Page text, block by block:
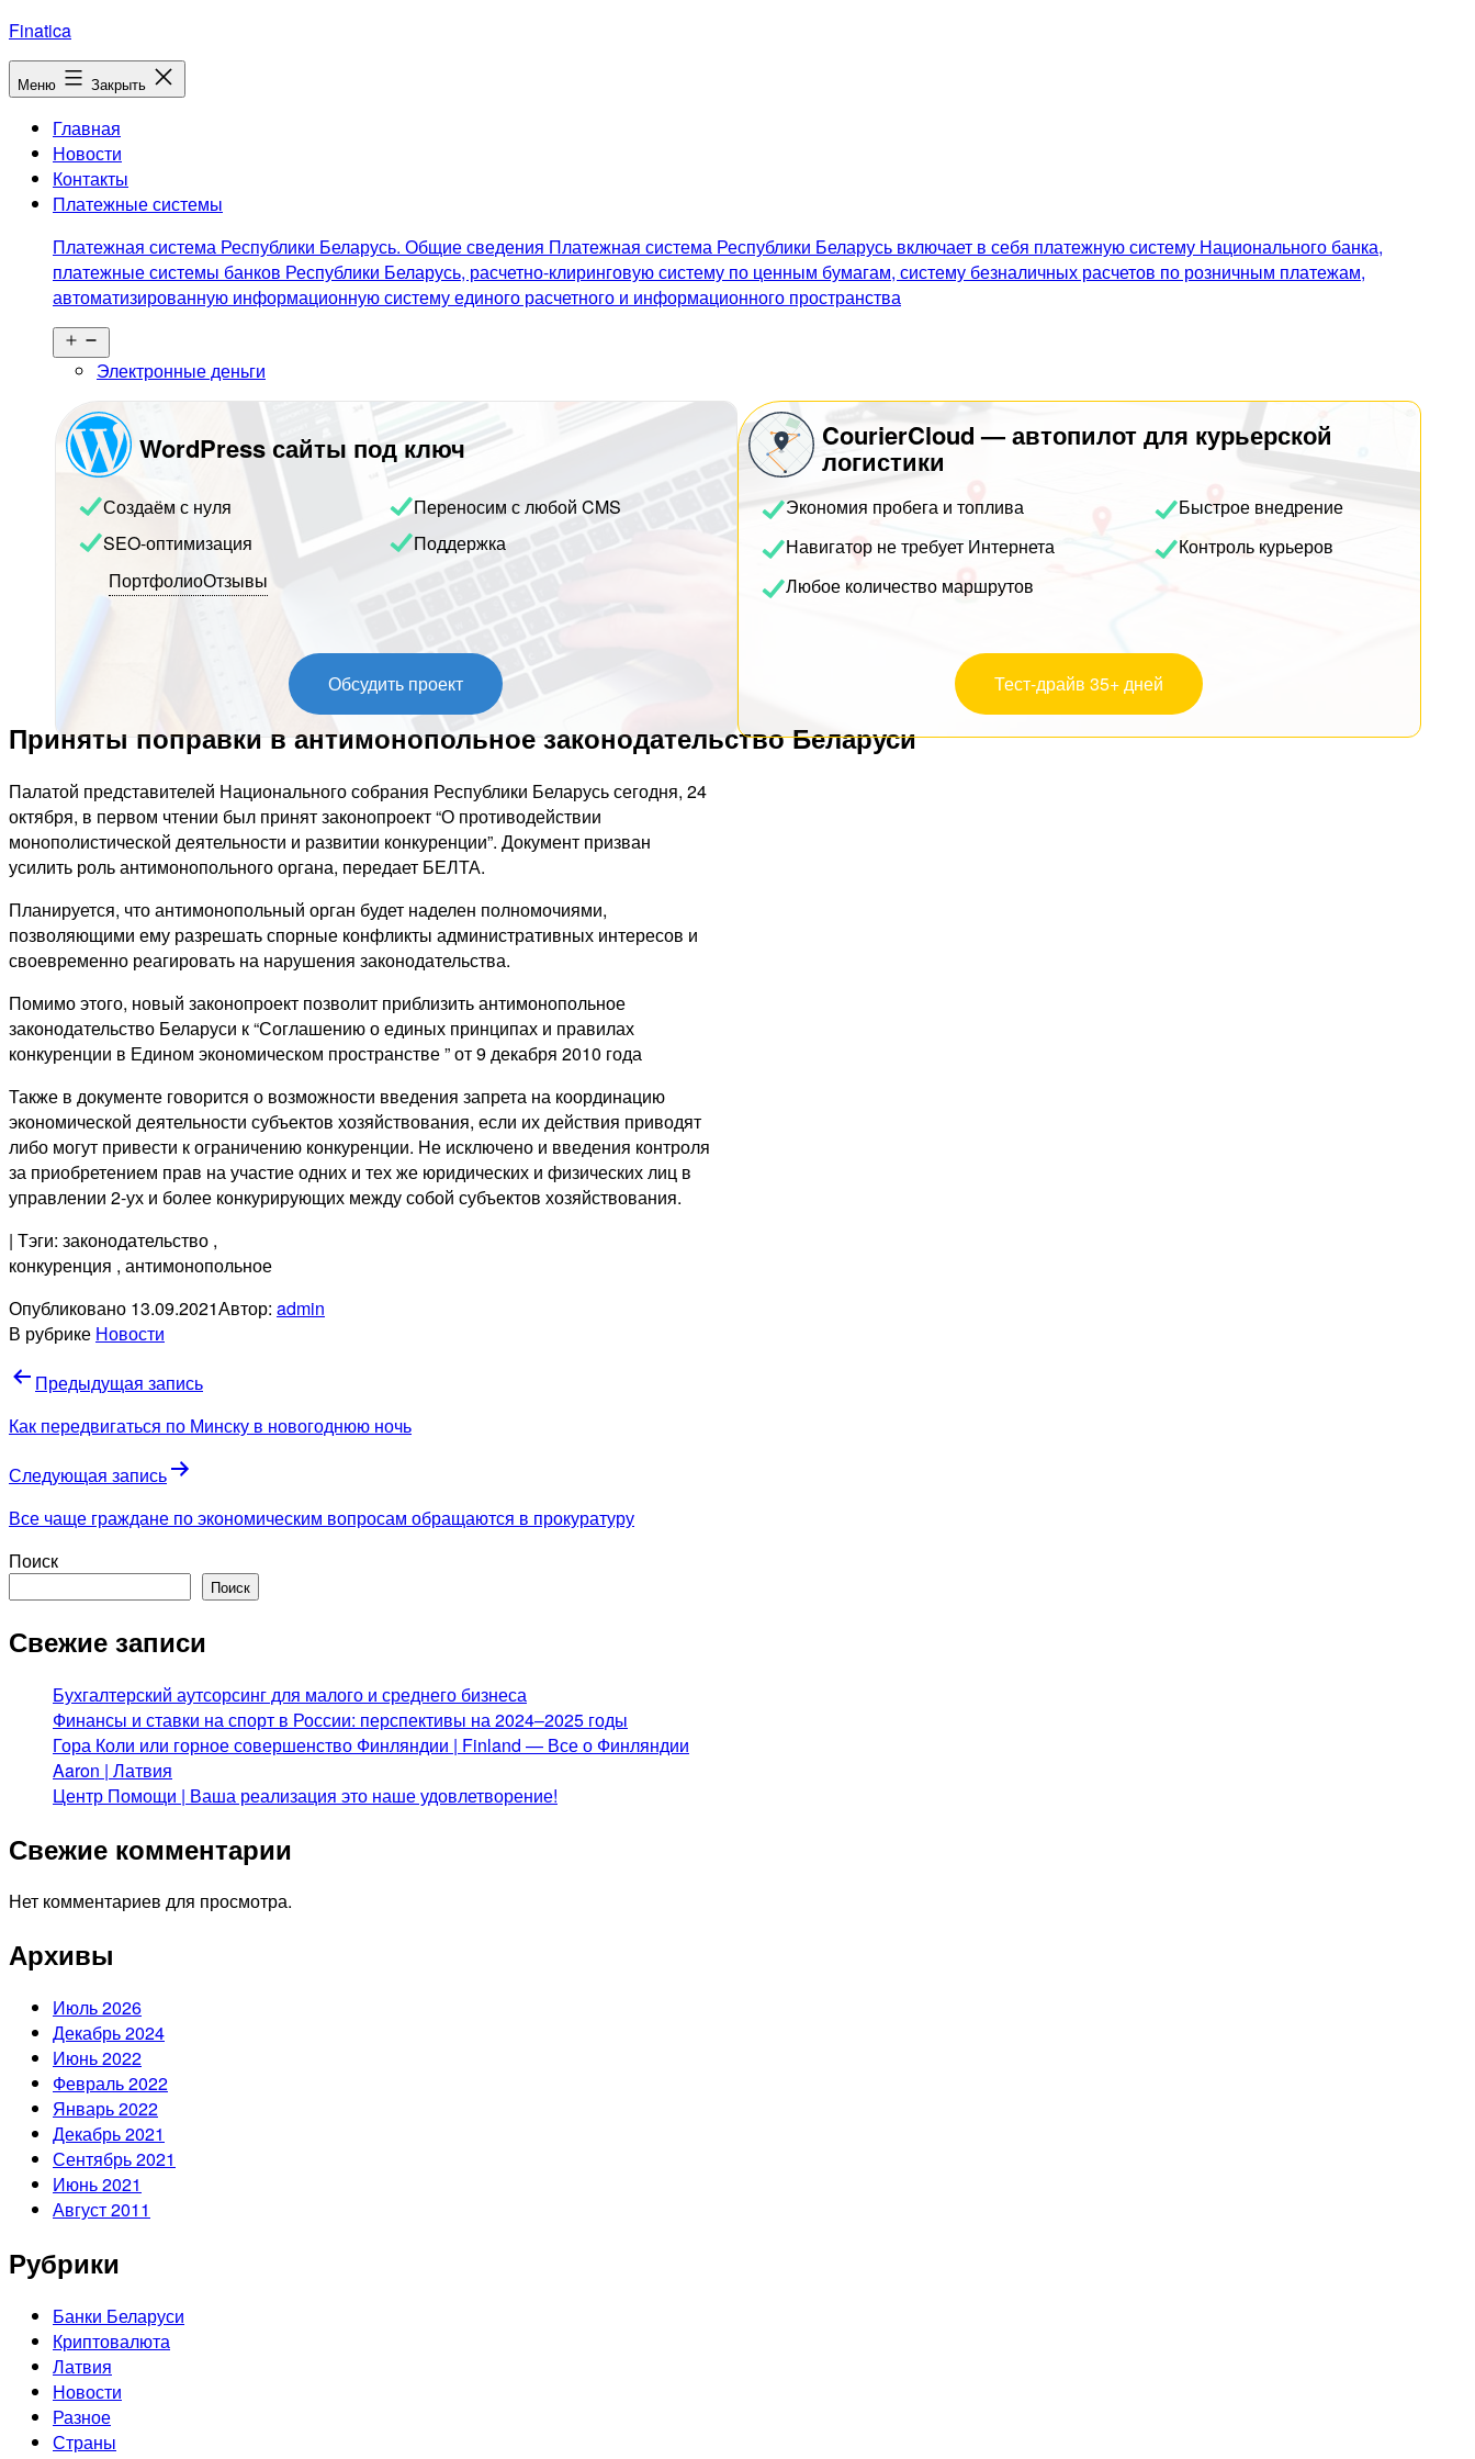
Перейти
к
содержимому
Finatica
Меню Закрыть
Главная
Новости
Контакты
Платежные системы
Платежная система Республики Беларусь. Общие сведения Платежная система Республики Беларусь включает в себя платежную систему Национального банка,
платежные системы банков Республики Беларусь, расчетно-клиринговую систему по ценным бумагам, систему безналичных расчетов по розничным платежам,
автоматизированную информационную систему единого расчетного и информационного пространства
меню
Электронные деньги
WordPress сайты под ключ
Создаём с нуля
Переносим с любой CMS
SEO-оптимизация
Поддержка
ПортфолиоОтзывы
Обсудить проект
CourierCloud — автопилот для курьерской
логистики
Экономия пробега и топлива
Быстрое внедрение
Навигатор не требует Интернета
Контроль курьеров
Любое количество маршрутов
Тест-драйв 35+ дней
Приняты поправки в антимонопольное законодательство Беларуси
Палатой представителей Национального собрания Республики Беларусь сегодня, 24
октября, в первом чтении был принят законопроект “О противодействии
монополистической деятельности и развитии конкуренции”. Документ призван
усилить роль антимонопольного органа, передает БЕЛТА.
Планируется, что антимонопольный орган будет наделен полномочиями,
позволяющими ему разрешать спорные конфликты административных интересов и
своевременно реагировать на нарушения законодательства.
Помимо этого, новый законопроект позволит приблизить антимонопольное
законодательство Беларуси к “Соглашению о единых принципах и правилах
конкуренции в Едином экономическом пространстве ” от 9 декабря 2010 года
Также в документе говорится о возможности введения запрета на координацию
экономической деятельности субъектов хозяйствования, если их действия приводят
либо могут привести к ограничению конкуренции. Не исключено и введения контроля
за приобретением прав на участие одних и тех же юридических и физических лиц в
управлении 2-ух и более конкурирующих между собой субъектов хозяйствования.
| Тэги: законодательство ,
конкуренция , антимонопольное
Опубликовано 13.09.2021Автор: admin
В рубрике Новости
Навигация
по
Предыдущая запись
Как передвигаться по Минску в новогоднюю ночь
Следующая запись
Все чаще граждане по экономическим вопросам обращаются в прокуратуру
Поиск
Поиск
Свежие записи
Бухгалтерский аутсорсинг для малого и среднего бизнеса
Финансы и ставки на спорт в России: перспективы на 2024–2025 годы
Гора Коли или горное совершенство Финляндии | Finland — Все о Финляндии
Aaron | Латвия
Центр Помощи | Ваша реализация это наше удовлетворение!
Свежие комментарии
Нет комментариев для просмотра.
Архивы
Июль 2026
Декабрь 2024
Июнь 2022
Февраль 2022
Январь 2022
Декабрь 2021
Сентябрь 2021
Июнь 2021
Август 2011
Рубрики
Банки Беларуси
Криптовалюта
Латвия
Новости
Разное
Страны